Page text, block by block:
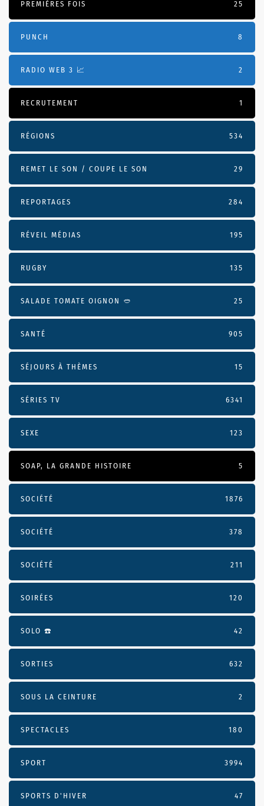
PREMIÈRES FOIS 25
PUNCH 8
RADIO WEB 3 📈 2
RECRUTEMENT 1
RÉGIONS 534
REMET LE SON / COUPE LE SON 29
REPORTAGES 284
RÉVEIL MÉDIAS 195
RUGBY 135
SALADE TOMATE OIGNON 🥙 25
SANTÉ 905
SÉJOURS À THÈMES 15
SÉRIES TV 6341
SEXE 123
SOAP, LA GRANDE HISTOIRE 5
SOCIÉTÉ 1876
SOCIÉTÉ 378
SOCIÉTÉ 211
SOIRÉES 120
SOLO ☎️ 42
SORTIES 632
SOUS LA CEINTURE 2
SPECTACLES 180
SPORT 3994
SPORTS D'HIVER 47